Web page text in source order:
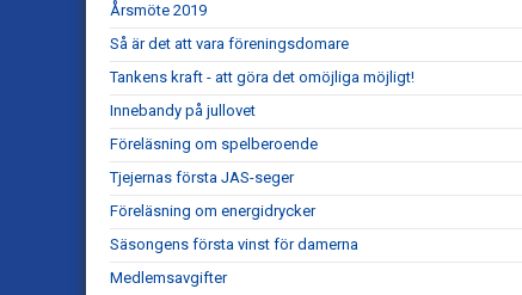
Årsmöte 2019
Så är det att vara föreningsdomare
Tankens kraft - att göra det omöjliga möjligt!
Innebandy på jullovet
Föreläsning om spelberoende
Tjejernas första JAS-seger
Föreläsning om energidrycker
Säsongens första vinst för damerna
Medlemsavgifter